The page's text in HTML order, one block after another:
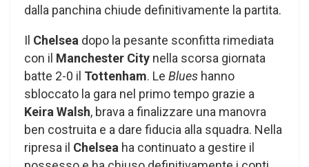
dalla panchina chiude definitivamente la partita.
Il Chelsea dopo la pesante sconfitta rimediata
con il Manchester City nella scorsa giornata
batte 2-0 il Tottenham. Le Blues hanno
sbloccato la gara nel primo tempo grazie a
Keira Walsh, brava a finalizzare una manovra
ben costruita e a dare fiducia alla squadra. Nella
ripresa il Chelsea ha continuato a gestire il